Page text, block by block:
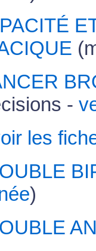
-
les
)